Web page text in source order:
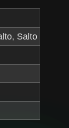
Salto